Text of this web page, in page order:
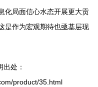
化局面信心水态开展更大贡
是作为宏观期待也亟基层现
处：
product/35.html